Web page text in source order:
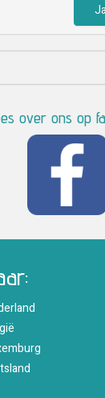
over ons op